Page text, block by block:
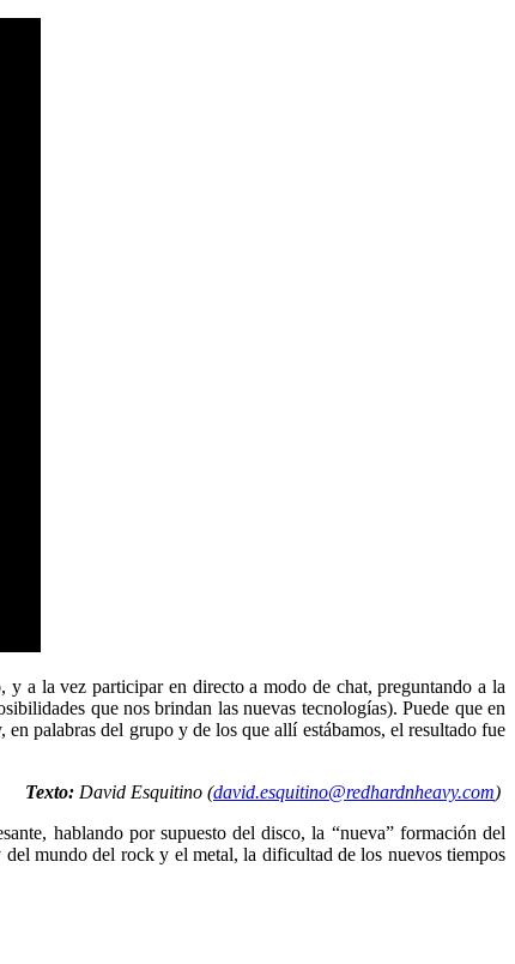
a la vez participar en directo a modo de chat, preguntando a la
que nos brindan las nuevas tecnologías). Puede que en
palabras del grupo y de los que allí estábamos, el resultado fue
Texto: David Esquitino (david.esquitino@redhardnheavy.com)
hablando por supuesto del disco, la “nueva” formación del
mundo del rock y el metal, la dificultad de los nuevos tiempos